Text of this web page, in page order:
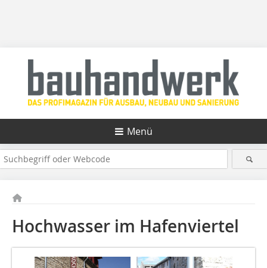
Menü
Hochwasser im Hafenviertel